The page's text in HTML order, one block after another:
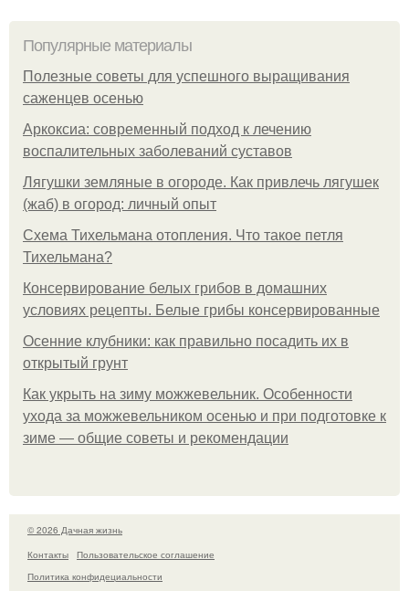
Популярные материалы
Полезные советы для успешного выращивания
саженцев осенью
Аркоксиа: современный подход к лечению
воспалительных заболеваний суставов
Лягушки земляные в огороде. Как привлечь лягушек
(жаб) в огород: личный опыт
Схема Тихельмана отопления. Что такое петля
Тихельмана?
Консервирование белых грибов в домашних
условиях рецепты. Белые грибы консервированные
Осенние клубники: как правильно посадить их в
открытый грунт
Как укрыть на зиму можжевельник. Особенности
ухода за можжевельником осенью и при подготовке к
зиме — общие советы и рекомендации
© 2026 Дачная жизнь
Контакты
Пользовательское соглашение
Политика конфидециальности